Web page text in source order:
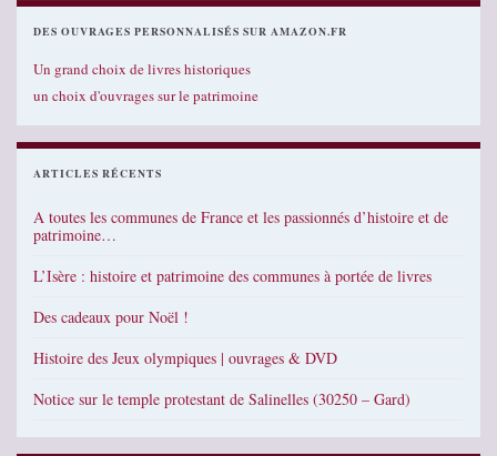
DES OUVRAGES PERSONNALISÉS SUR AMAZON.FR
Un grand choix de livres historiques
un choix d'ouvrages sur le patrimoine
ARTICLES RÉCENTS
A toutes les communes de France et les passionnés d’histoire et de
patrimoine…
L’Isère : histoire et patrimoine des communes à portée de livres
Des cadeaux pour Noël !
Histoire des Jeux olympiques | ouvrages & DVD
Notice sur le temple protestant de Salinelles (30250 – Gard)